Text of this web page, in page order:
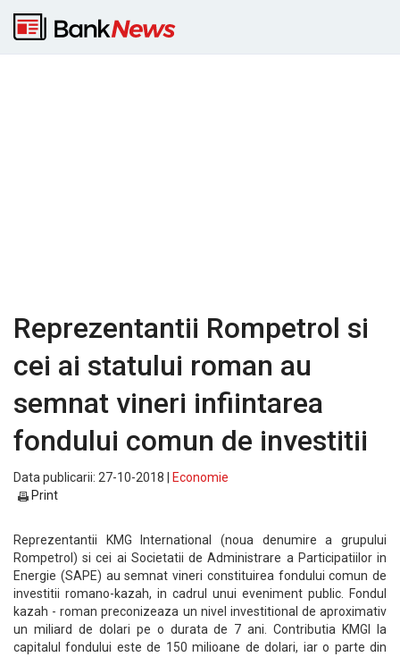
Reprezentantii Rompetrol si
cei ai statului roman au
semnat vineri infiintarea
fondului comun de investitii
Data publicarii: 27-10-2018 |
Economie
Print
Reprezentantii KMG International (noua denumire a grupului
Rompetrol) si cei ai Societatii de Administrare a Participatiilor in
Energie (SAPE) au semnat vineri constituirea fondului comun de
investitii romano-kazah, in cadrul unui eveniment public. Fondul
kazah - roman preconizeaza un nivel investitional de aproximativ
un miliard de dolari pe o durata de 7 ani. Contributia KMGI la
capitalul fondului este de 150 milioane de dolari, iar o parte din